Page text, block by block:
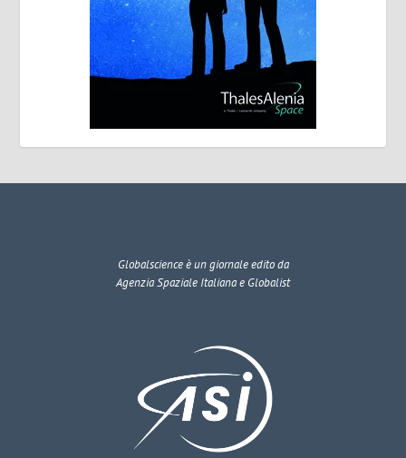
Globalscienceè un giornale edito da
Agenzia Spaziale Italiana e Globalist